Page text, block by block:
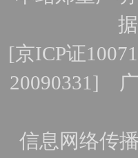
[京ICP证
20090331] 广
信息网络传